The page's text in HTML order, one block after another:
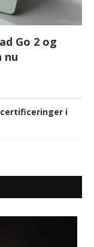
Go 2 og
nu
i